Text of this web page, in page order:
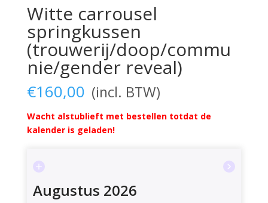
Witte carrousel
springkussen
(trouwerij/doop/commu
nie/gender reveal)
€160,00
Wacht alstublieft met bestellen totdat de
kalender is geladen!
Augustus 2026